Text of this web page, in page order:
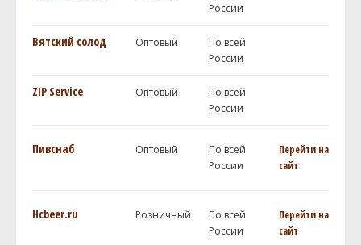
России
Вятский солод Оптовый
По всей
России
ZIP Service Оптовый
По всей
России
Пивснаб Оптовый
По всей
России
Перейти на
сайт
Hcbeer.ru Розничный
По всей
России
Перейти на
сайт